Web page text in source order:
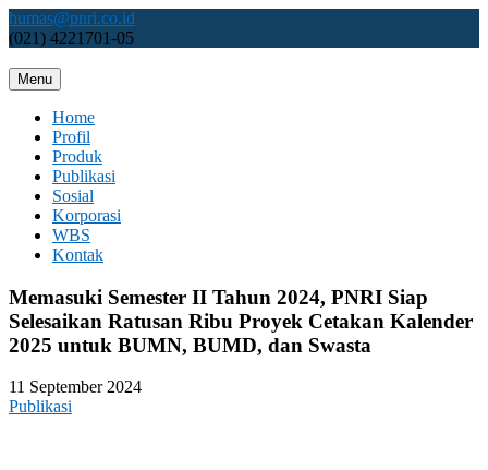
Skip
to
humas@pnri.co.id
(021) 4221701-05
Perum PNRI
Menu
Home
Profil
Produk
Publikasi
Sosial
Korporasi
WBS
Kontak
Memasuki Semester II Tahun 2024, PNRI Siap
Selesaikan Ratusan Ribu Proyek Cetakan Kalender
2025 untuk BUMN, BUMD, dan Swasta
11 September 2024
Publikasi